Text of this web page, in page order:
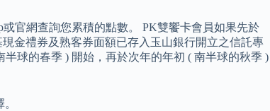
官網查詢您累積的點數。 PK雙饗卡會員如果先於
金禮券及熟客券面額已存入玉山銀行開立之信託專
球的春季 ) 開始，再於次年的年初 ( 南半球的秋季 )